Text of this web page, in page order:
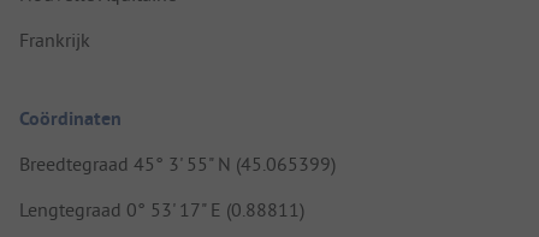
Frankrijk
Coördinaten
Breedtegraad 45° 3' 55" N (45.065399)
Lengtegraad 0° 53' 17" E (0.88811)